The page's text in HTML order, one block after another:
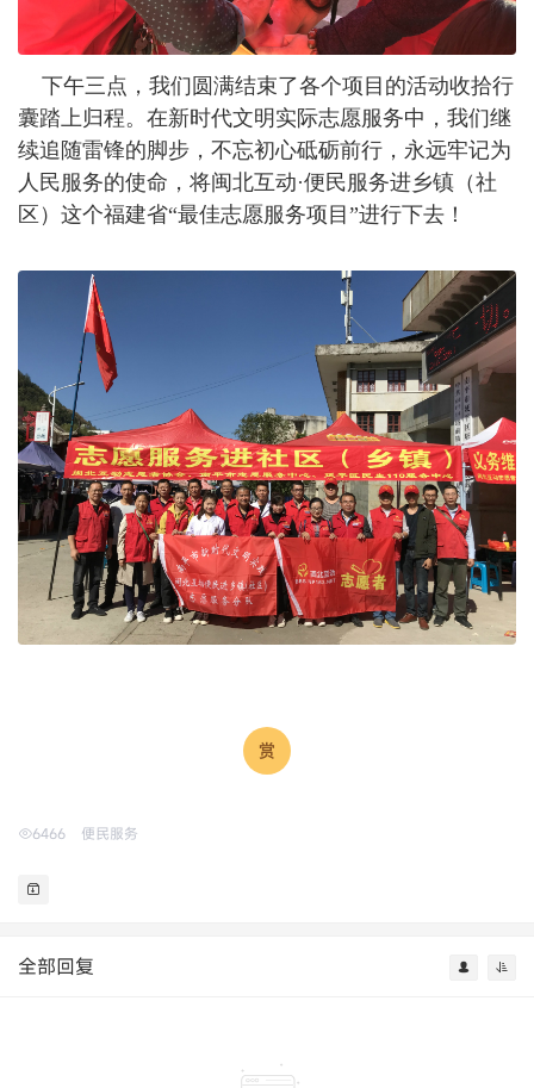
下午三点，我们圆满结束了各个项目的活动收拾行
囊踏上归程。在新时代文明实际志愿服务中，我们继
续追随雷锋的脚步，不忘初心砥砺前行，永远牢记为
人民服务的使命，将闽北互动·便民服务进乡镇（社
区）这个福建省“最佳志愿服务项目”进行下去！
6466 便民服务
全部回复